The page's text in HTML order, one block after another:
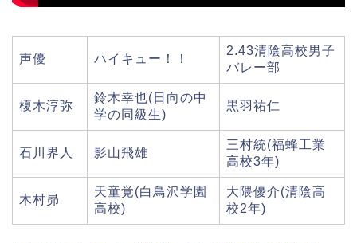
声優 ハイキュー！！
2.43清陰高校男子
バレー部
榎木淳弥
鈴木幸也(日向の中
学の同級生)
黒羽祐仁
石川界人 影山飛雄
三村統(福蜂工業
高校3年)
木村昴
天童覚(白鳥沢学園
高校)
大隈優介(清陰高
校2年)